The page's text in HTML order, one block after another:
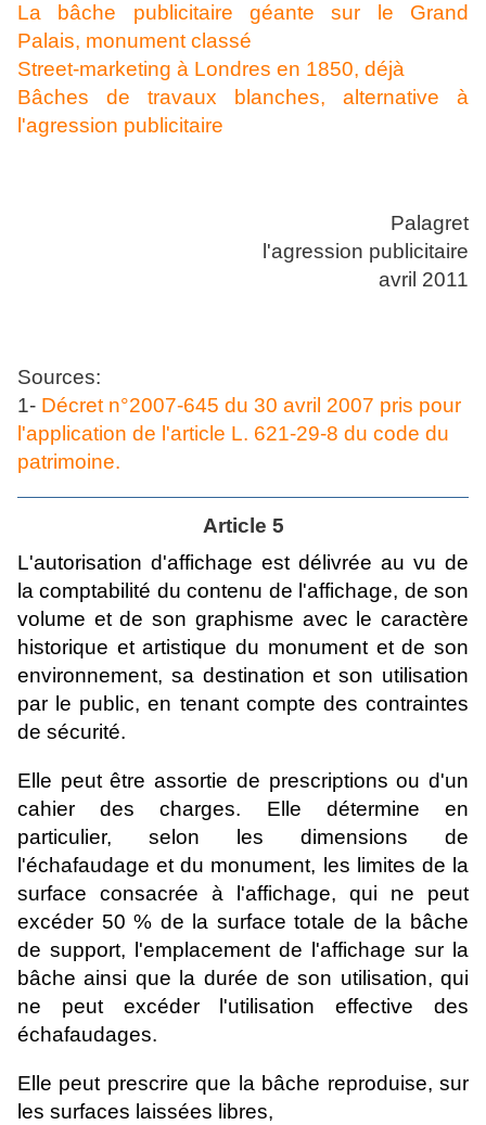
La bâche publicitaire géante sur le Grand
Palais, monument classé
Street-marketing à Londres en 1850, déjà
Bâches de travaux blanches, alternative à
l'agression publicitaire
Palagret
l'agression publicitaire
avril 2011
Sources:
1- Décret n°2007-645 du 30 avril 2007 pris pour
l'application de l'article L. 621-29-8 du code du
patrimoine.
Article 5
L'autorisation d'affichage est délivrée au vu de
la comptabilité du contenu de l'affichage, de son
volume et de son graphisme avec le caractère
historique et artistique du monument et de son
environnement, sa destination et son utilisation
par le public, en tenant compte des contraintes
de sécurité.
Elle peut être assortie de prescriptions ou d'un
cahier des charges. Elle détermine en
particulier, selon les dimensions de
l'échafaudage et du monument, les limites de la
surface consacrée à l'affichage, qui ne peut
excéder 50 % de la surface totale de la bâche
de support, l'emplacement de l'affichage sur la
bâche ainsi que la durée de son utilisation, qui
ne peut excéder l'utilisation effective des
échafaudages.
Elle peut prescrire que la bâche reproduise, sur
les surfaces laissées libres,